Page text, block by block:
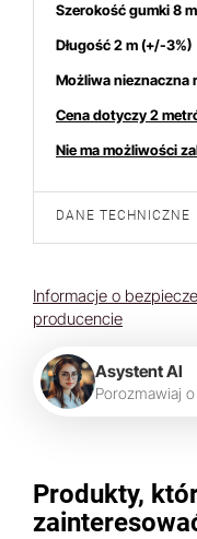
Szerokość gumki8
Długość 2 m(+/-3%)
Możliwa nieznaczna
Cena dotyczy 2
Nie ma możliwości
DANE TECHNICZNE
Informacje o
producencie
Asystent AI
Porozmawiaj o
Produkty,